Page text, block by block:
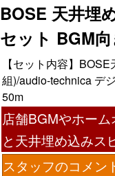
BOSE 天井埋
セット BGM向
【セット内容】
組)/audio-technica デ
50m
店舗BGMやホー
と天井埋め込みス
スタッフのコメン